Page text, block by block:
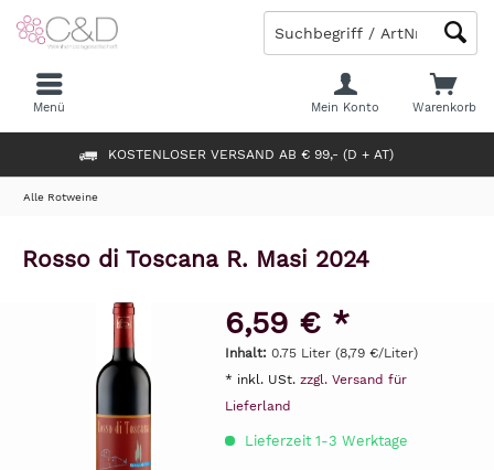
KOSTENLOSER VERSAND AB € 99,- (D + AT)
Warenkorb
Mein Konto
Menü
Alle Rotweine
Rosso di Toscana R. Masi 2024
6,59 € *
Inhalt: 0.75 Liter (8,79 €/Liter)
* inkl. USt. zzgl. Versand für
Lieferland
Lieferzeit 1-3 Werktage